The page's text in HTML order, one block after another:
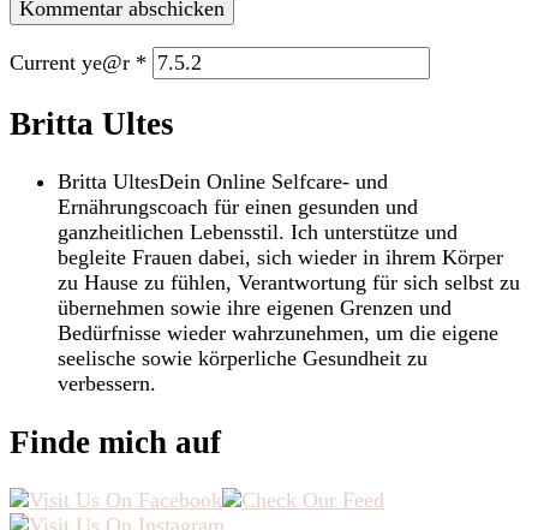
Current ye@r *
Britta Ultes
Britta UltesDein Online Selfcare- und
Ernährungscoach für einen gesunden und
ganzheitlichen Lebensstil. Ich unterstütze und
begleite Frauen dabei, sich wieder in ihrem Körper
zu Hause zu fühlen, Verantwortung für sich selbst zu
übernehmen sowie ihre eigenen Grenzen und
Bedürfnisse wieder wahrzunehmen, um die eigene
seelische sowie körperliche Gesundheit zu
verbessern.
Finde mich auf